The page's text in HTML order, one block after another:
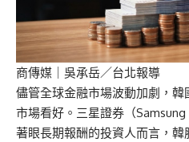
商傳媒 ｜吳承岳／台北報導
儘管全球金融市場波動加劇，韓
市場看好。三星證券（
著眼長期報酬的投資人而言，